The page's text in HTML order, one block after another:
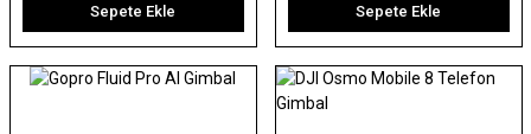
Sepete Ekle Sepete Ekle